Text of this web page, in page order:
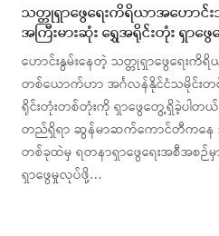
သတ္တုရှာဖွေရေးကိရိယာအဟောင်း
အကြီးမားဆုံး ရွှေအရိုင်းတုံး ရှာ
ဟောင်းနွမ်းနေတဲ့ သတ္တုရှာဖွေရေးကိရိ
တစ်ယောက်ဟာ အင်္ဂလန်နိုင်ငံသမိုင်းတ
ရိုင်းတုံးတစ်တုံးကို ရှာဖွေတွေ့ရှိခဲ့ပါတ
တည်ရှိရာ ဆွန်မာဆက်ကောင်တီကနေ
တစ်ခုထဲမှ ရတနာရှာဖွေရေးအစီအစဉ်မှ
ရှာဖွေမှုလုပ်ဖို့…